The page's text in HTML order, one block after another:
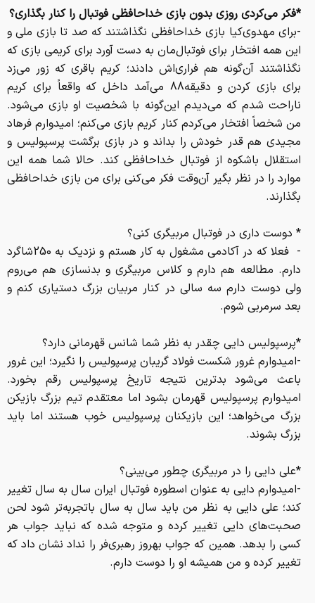
*فکر می‌کردی روزی بدون بازی خداحافظی فوتبال را کنار بگذاری؟
-برای مهدوی‌کیا بازی خداحافظی نگذاشتند که صد تا بازی ملی و
این همه افتخار برای فوتبال‌مان به دست آورد برای کریمی بازی که
نگذاشتند آن‌گونه هم فراری‌اش دادند؛ کریم باقری که زور می‌زد
برای بازی کردن و دقیقه88 می‌آمد داخل که واقعاً برای کریم
ناراحت شدم که می‌دیدم این‌گونه با شخصیت او بازی می‌شود.
من شخصاً افتخار می‌کردم کنار کریم بازی می‌کنم؛ امیدوارم فرهاد
مجیدی هم قدر خودش را بداند و در بازی برگشت پرسپولیس و
استقلال باشکوه از فوتبال خداحافظی کند. حالا شما همه این
موارد را در نظر بگیر آن‌وقت فکر می‌کنی برای من بازی خداحافظی
بگذارند.
* دوست داری در فوتبال مربیگری کنی؟
- فعلا که در آکادمی مشغول به کار هستم و نزدیک به 250شاگرد
دارم. مطالعه هم دارم و کلاس مربیگری و بدنسازی هم می‌روم
ولی دوست دارم سه سالی در کنار مربیان بزرگ دستیاری کنم و
بعد سرمربی شوم.
*پرسپولیس دایی چقدر به نظر شما شانس قهرمانی دارد؟
-امیدوارم غرور شکست فولاد گریبان پرسپولیس را نگیرد؛ این غرور
باعث می‌شود بدترین نتیجه تاریخ پرسپولیس رقم بخورد.
امیدوارم پرسپولیس قهرمان بشود اما معتقدم تیم بزرگ بازیکن
بزرگ می‌خواهد؛ این بازیکنان پرسپولیس خوب هستند اما باید
بزرگ بشوند.
*علی دایی را در مربیگری چطور می‌بینی؟
-امیدوارم دایی به عنوان اسطوره فوتبال ایران سال به سال تغییر
کند؛ علی دایی به نظر من باید سال به سال باتجربه‌تر شود لحن
صحبت‌های دایی تغییر کرده و متوجه شده که نباید جواب هر
کسی را بدهد. همین که جواب بهروز رهبری‌فر را نداد نشان داد که
تغییر کرده و من همیشه او را دوست دارم.